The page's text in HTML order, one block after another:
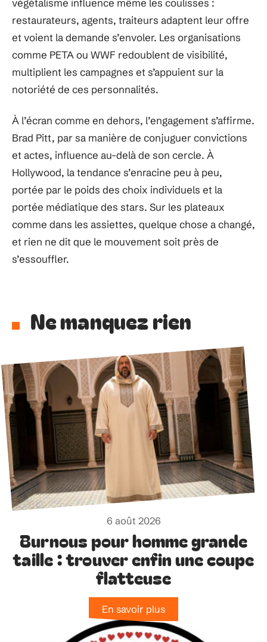
végétalisme influence même les coulisses :
restaurateurs, agents, traiteurs adaptent leur offre
et voient la demande s’envoler. Les organisations
comme PETA ou WWF redoublent de visibilité,
multiplient les campagnes et s’appuient sur la
notoriété de ces personnalités.
À l’écran comme en dehors, l’engagement s’affirme.
Brad Pitt, par sa manière de conjuguer convictions
et actes, influence au-delà de son cercle. À
Hollywood, la tendance s’enracine peu à peu,
portée par le poids des choix individuels et la
portée médiatique des stars. Sur les plateaux
comme dans les assiettes, quelque chose a changé,
et rien ne dit que le mouvement soit près de
s’essouffler.
Ne manquez rien
6 août 2026
Burnous pour homme grande
taille : trouver enfin une coupe
flatteuse
En savoir plus